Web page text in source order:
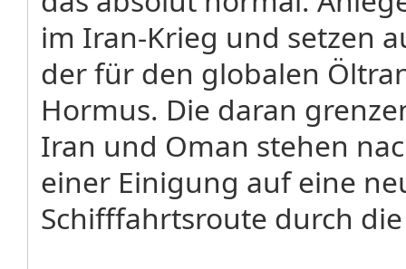
im Iran-Krieg und setzen
der für den globalen
Hormus. Die daran
Iran und Oman stehen
einer Einigung auf eine
Schifffahrtsroute durch